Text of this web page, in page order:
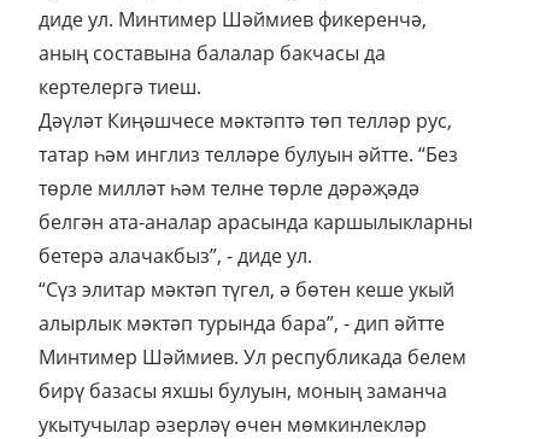
диде ул. Минтимер Шәймиев фикеренчә,
аның составына балалар бакчасы да
кертелергә тиеш.
Дәүләт Киңәшчесе мәктәптә төп телләр рус,
татар һәм инглиз телләре булуын әйтте. “Без
төрле милләт һәм телне төрле дәрәҗәдә
белгән ата-аналар арасында каршылыкларны
бетерә алачакбыз”, - диде ул.
“Сүз элитар мәктәп түгел, ә бөтен кеше укый
алырлык мәктәп турында бара”, - дип әйтте
Минтимер Шәймиев. Ул республикада белем
бирү базасы яхшы булуын, моның заманча
укытучылар әзерләү өчен мөмкинлекләр